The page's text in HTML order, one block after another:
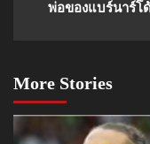
พ่อของแบร์นาร์โ
More Stories